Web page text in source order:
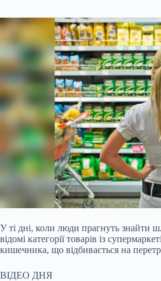
У ті дні, коли люди прагнуть знайти
відомі категорії товарів із
кишечника, що відбивається на
ВІДЕО ДНЯ